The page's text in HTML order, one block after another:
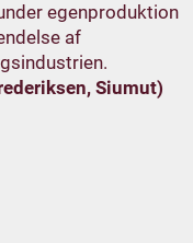
egenproduktion
af
Siumut)